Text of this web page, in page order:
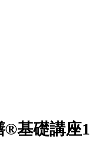
®基礎講座1